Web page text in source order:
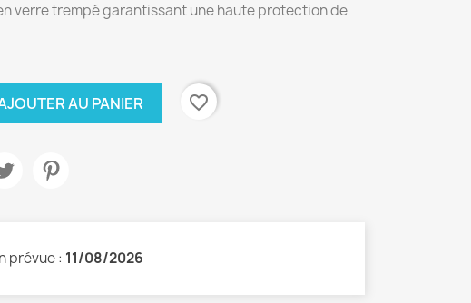
verre trempé garantissant une haute protection de
AU PANIER favorite_border
prévue : 11/08/2026